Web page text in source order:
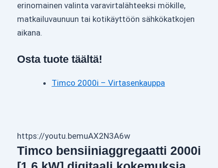
erinomainen valinta varavirtalähteeksi mökille,
matkailuvaunuun tai kotikäyttöön sähkökatkojen
aikana.
Osta tuote täältä!
Timco 2000i – Virtasenkauppa
https://youtu.bemuAX2N3A6w
Timco bensiiniaggregaatti 2000i